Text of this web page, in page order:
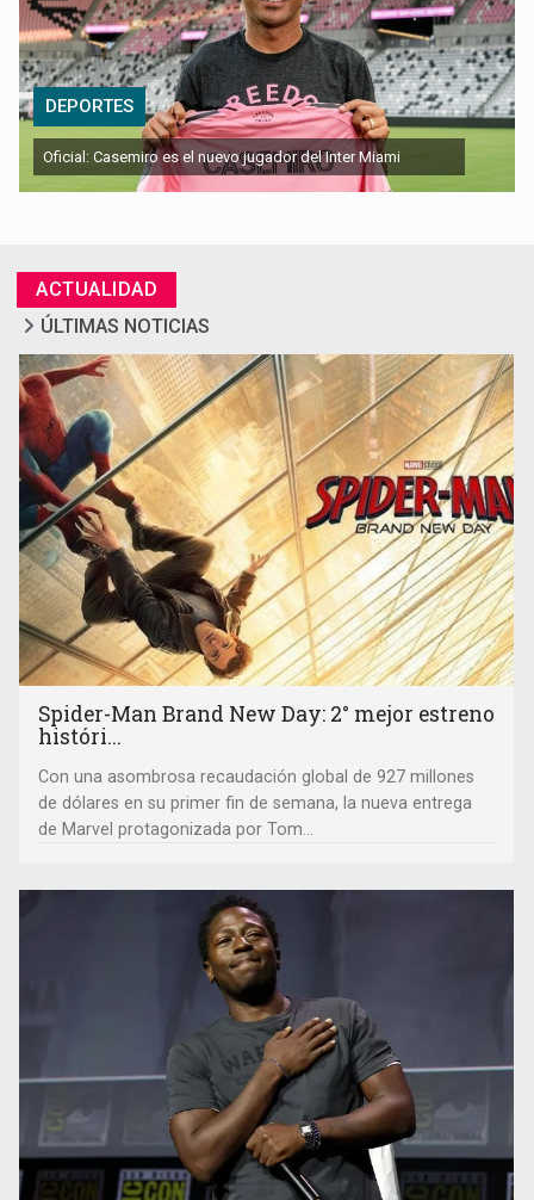
DEPORTES
Oficial: Casemiro es el nuevo jugador del Inter Miami
ACTUALIDAD
ÚLTIMAS NOTICIAS
Spider-Man Brand New Day: 2° mejor estreno
históri...
Con una asombrosa recaudación global de 927 millones
de dólares en su primer fin de semana, la nueva entrega
de Marvel protagonizada por Tom...